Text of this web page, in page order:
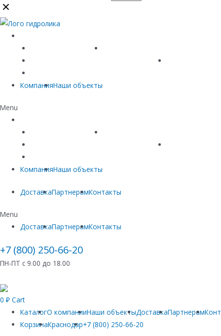
Линейный водоотвод
Материалы защиты и укрепления грунта
КомпанияНаши объекты
Menu
Линейный водоотвод
Материалы защиты и укрепления грунта
КомпанияНаши объекты
ДоставкаПартнерамКонтакты
Menu
ДоставкаПартнерамКонтакты
+7 (800) 250-66-20
ПН-ПТ с 9.00 до 18.00
0 ₽ Cart
КаталогО компанииНаши объектыДоставкаПартнерам
КорзинаКраснодар+7 (800) 250-66-20